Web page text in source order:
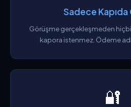
Sadece
Görüşme gerçekleşmeden
kapora istenmez. Ödeme
🔐